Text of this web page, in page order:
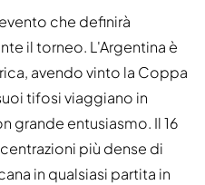
che definirà
il torneo. L'Argentina è
avendo vinto la Coppa
tifosi viaggiano in
grande entusiasmo. Il 16
più dense di
in qualsiasi partita in